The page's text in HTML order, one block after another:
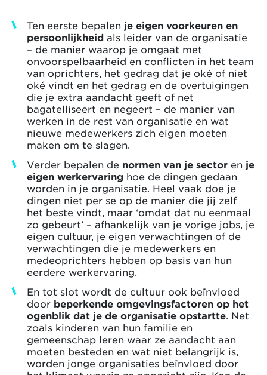
Ten eerste bepalen je eigen voorkeuren en
persoonlijkheid als leider van de organisatie
– de manier waarop je omgaat met
onvoorspelbaarheid en conflicten in het team
van oprichters, het gedrag dat je oké of niet
oké vindt en het gedrag en de overtuigingen
die je extra aandacht geeft of net
bagatelliseert en negeert – de manier van
werken in de rest van organisatie en wat
nieuwe medewerkers zich eigen moeten
maken om te slagen.
Verder bepalen de normen van je sector en je
eigen werkervaring hoe de dingen gedaan
worden in je organisatie. Heel vaak doe je
dingen niet per se op de manier die jij zelf
het beste vindt, maar ‘omdat dat nu eenmaal
zo gebeurt’ – afhankelijk van je vorige jobs, je
eigen cultuur, je eigen verwachtingen of de
verwachtingen die je medewerkers en
medeoprichters hebben op basis van hun
eerdere werkervaring.
En tot slot wordt de cultuur ook beïnvloed
door beperkende omgevingsfactoren op het
ogenblik dat je de organisatie opstartte . Net
zoals kinderen van hun familie en
gemeenschap leren waar ze aandacht aan
moeten besteden en wat niet belangrijk is,
worden jonge organisaties beïnvloed door